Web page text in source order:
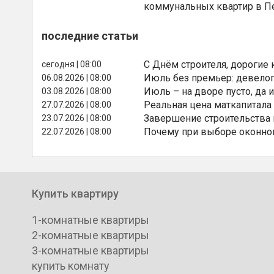
коммунальных квартир в
последние статьи
сегодня | 08:00 С Днём строителя, дорогие
06.08.2026 | 08:00 Июль без премьер:
03.08.2026 | 08:00 Июль – на дворе пусто, да
27.07.2026 | 08:00 Реальная цена
23.07.2026 | 08:00 Завершение
22.07.2026 | 08:00 Почему при выборе
Купить квартиру
1-комнатные квартиры
2-комнатные квартиры
3-комнатные квартиры
купить комнату